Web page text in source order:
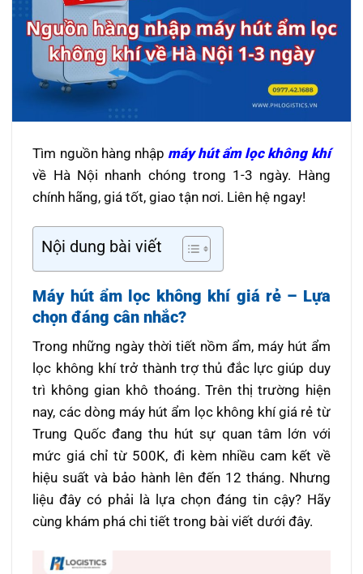
Tìm nguồn hàng nhập máy hút ẩm lọc không khí
về Hà Nội nhanh chóng trong 1-3 ngày. Hàng
chính hãng, giá tốt, giao tận nơi. Liên hệ ngay!
Nội dung bài viết
Máy hút ẩm lọc không khí giá rẻ – Lựa
chọn đáng cân nhắc?
Trong những ngày thời tiết nồm ẩm, máy hút ẩm
lọc không khí trở thành trợ thủ đắc lực giúp duy
trì không gian khô thoáng. Trên thị trường hiện
nay, các dòng máy hút ẩm lọc không khí giá rẻ từ
Trung Quốc đang thu hút sự quan tâm lớn với
mức giá chỉ từ 500K, đi kèm nhiều cam kết về
hiệu suất và bảo hành lên đến 12 tháng. Nhưng
liệu đây có phải là lựa chọn đáng tin cậy? Hãy
cùng khám phá chi tiết trong bài viết dưới đây.